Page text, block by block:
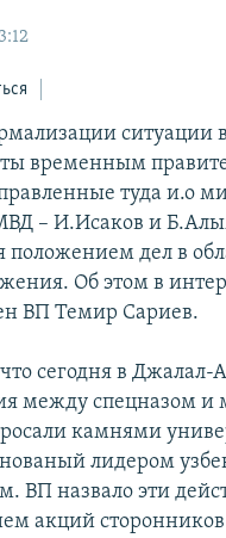
РСЕ/РС
ситуации
временным
туда и.о
– И.Исаков и
положением дел в
Об этом в
ВП Темир Сариев.
сегодня в Джалал-
между спецназом
камнями
лидером
ВП назвало эти
акций сторонников